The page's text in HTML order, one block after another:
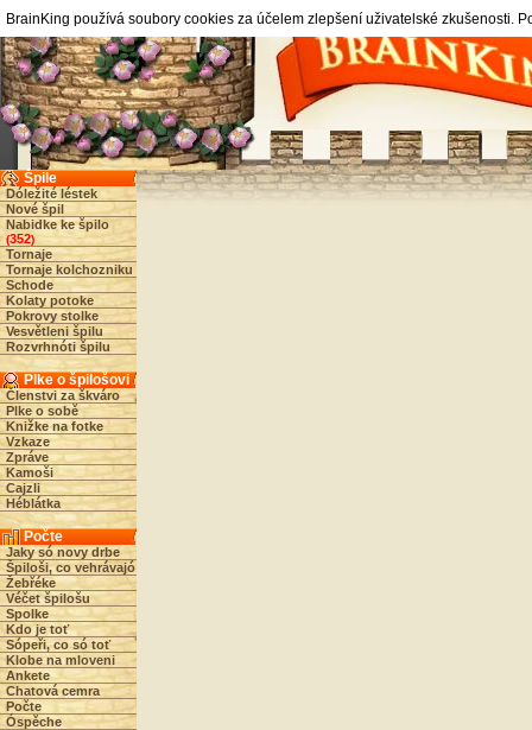
BrainKing používá soubory cookies za účelem zlepšení uživatelské zkušenosti.
Špile
Dóležité léstek
Nové špil
Nabidke ke špilo
(352)
Tornaje
Tornaje kolchozniku
Schode
Kolaty potoke
Pokrovy stolke
Vesvětleni špilu
Rozvrhnóti špilu
Plke o špilošovi
Členstvi za škváro
Plke o sobě
Knižke na fotke
Vzkaze
Zpráve
Kamoši
Cajzli
Héblátka
Počte
Jaky só novy drbe
Špiloši, co vehrávajó
Žebřéke
Véčet špilošu
Spolke
Kdo je toť
Sópeři, co só toť
Klobe na mloveni
Ankete
Chatová cemra
Počte
Óspěche